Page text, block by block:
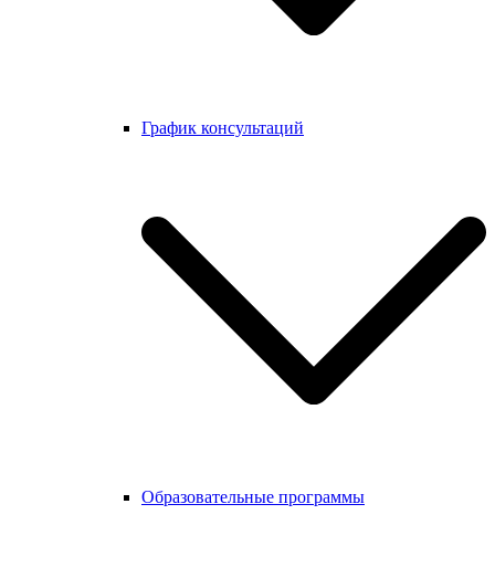
График консультаций
Образовательные программы